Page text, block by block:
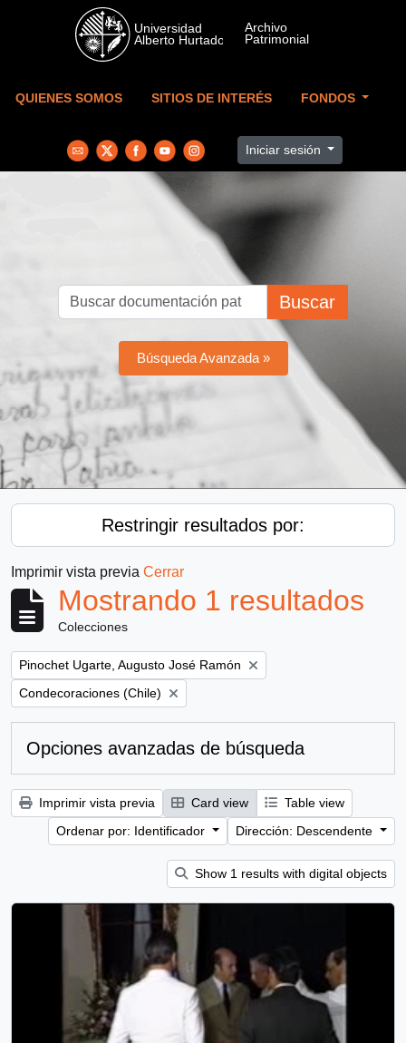
Skip to main content
QUIENES SOMOS SITIOS DE INTERÉS FONDOS
Iniciar sesión
Buscar
Búsqueda Avanzada »
Restringir resultados por:
Imprimir vista previa Cerrar
Mostrando 1 resultados
Colecciones
Remove filter:
Pinochet Ugarte, Augusto José Ramón
Remove filter:
Condecoraciones (Chile)
Opciones avanzadas de búsqueda
Imprimir vista previa Card view
Table view
Ordenar por: Identificador
Dirección: Descendente
Show 1 results with digital objects